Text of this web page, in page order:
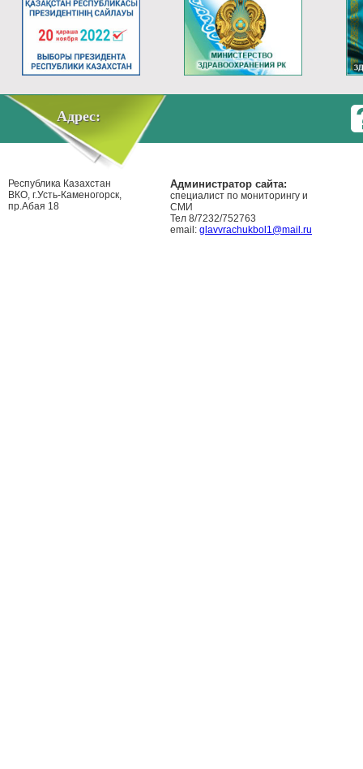
Адрес:
Республика Казахстан
ВКО, г.Усть-Каменогорск,
пр.Абая 18
Администратор сайта:
специалист по мониторингу и
СМИ
Тел 8/7232/752763
email: glavvrachukbol1@mail.ru